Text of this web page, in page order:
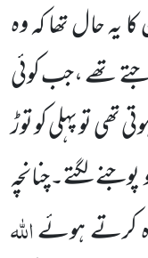
یہ حال تھا کہ وہ
تھے ،جب کوئی
تھی تو پہلی کو توڑ
لگتے۔چنانچہ
کرتے ہوئےاللہ